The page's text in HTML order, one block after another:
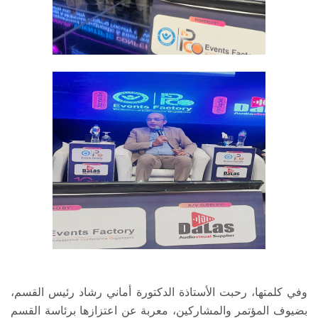
وفي كلمتها، رحبت الأستاذة الدكتورة أماني رشاد رئيس القسم،
بضيوف المؤتمر والمشاركين، معربة عن اعتزازها برئاسة القسم